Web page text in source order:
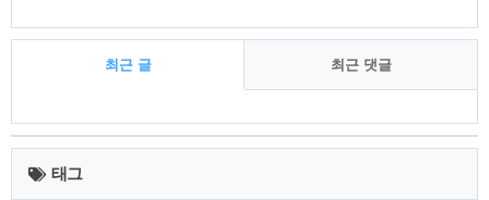
최근 글 최근 댓글
최
근
글 태그